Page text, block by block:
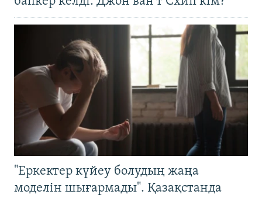
"Еркектер күйеу болудың жаңа
моделін шығармады". Қазақстанда